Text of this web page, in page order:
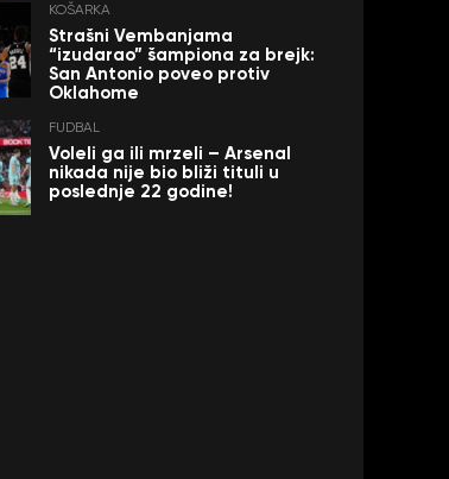
KOŠARKA
Strašni Vembanjama
“izudarao” šampiona za brejk:
San Antonio poveo protiv
Oklahome
FUDBAL
Voleli ga ili mrzeli – Arsenal
nikada nije bio bliži tituli u
poslednje 22 godine!